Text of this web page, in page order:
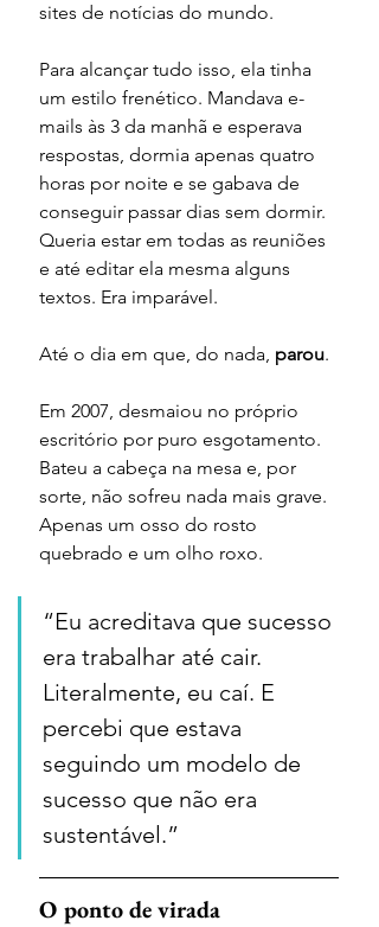
sites de notícias do mundo.
Para alcançar tudo isso, ela tinha
um estilo frenético. Mandava e-
mails às 3 da manhã e esperava
respostas, dormia apenas quatro
horas por noite e se gabava de
conseguir passar dias sem dormir.
Queria estar em todas as reuniões
e até editar ela mesma alguns
textos. Era imparável.
Até o dia em que, do nada, parou.
Em 2007, desmaiou no próprio
escritório por puro esgotamento.
Bateu a cabeça na mesa e, por
sorte, não sofreu nada mais grave.
Apenas um osso do rosto
quebrado e um olho roxo.
“Eu acreditava que sucesso
era trabalhar até cair.
Literalmente, eu caí. E
percebi que estava
seguindo um modelo de
sucesso que não era
sustentável.”
O ponto de virada